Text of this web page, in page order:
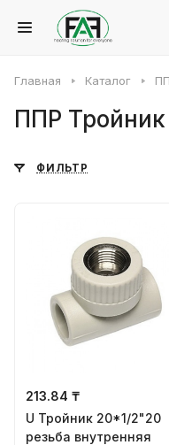
Главная Каталог
ППР Тройник
ФИЛЬТР
213.84 ₸
U Тройник 20*1/2"20
резьба внутренняя